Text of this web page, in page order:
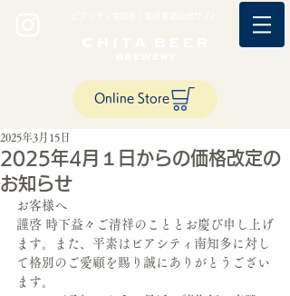
Online Store
2025年4月１日からの価格改定の
お知らせ
2025年3月15日
お客様へ
謹啓 時下益々ご清祥のこととお慶び申し上げ
ます。また、平素はビアシティ南知多に対し
て格別のご愛顧を賜り誠にありがとうござい
ます。